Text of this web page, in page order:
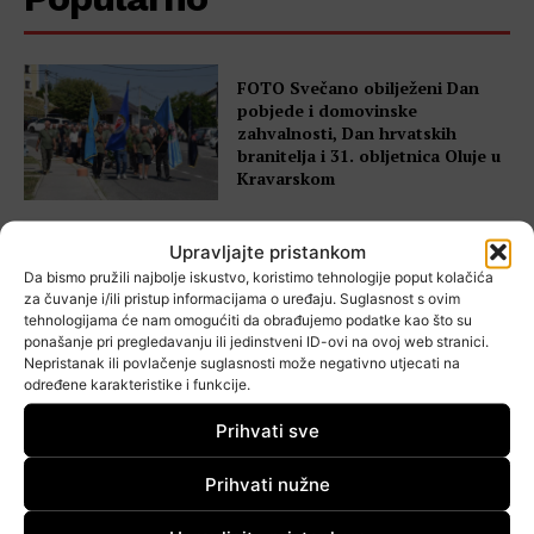
Upravljajte pristankom
Da bismo pružili najbolje iskustvo, koristimo tehnologije poput kolačića
za čuvanje i/ili pristup informacijama o uređaju. Suglasnost s ovim
tehnologijama će nam omogućiti da obrađujemo podatke kao što su
ponašanje pri pregledavanju ili jedinstveni ID-ovi na ovoj web stranici.
Nepristanak ili povlačenje suglasnosti može negativno utjecati na
određene karakteristike i funkcije.
Prihvati sve
Prihvati nužne
FOTO Svečano obilježeni Dan
pobjede i domovinske
zahvalnosti, Dan hrvatskih
branitelja i 31. obljetnica Oluje u
Kravarskom
Kazališna večer u Kravarskom:
Humoristična predstava stiže u
Dom kulture
VIDEO Tamburaški orkestar HRT-
a održao koncert u Kravarskom u
spomen na Ivana Potočnika